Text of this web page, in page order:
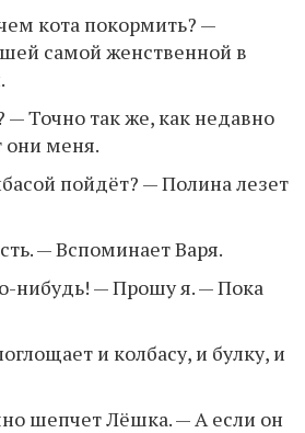
кота покормить? —
самой женственной в
Точно так же, как недавно
они меня.
пойдёт? — Полина лезет
— Вспоминает Варя.
нибудь! — Прошу я. — Пока
и колбасу, и булку, и
шепчет Лёшка. — А если он